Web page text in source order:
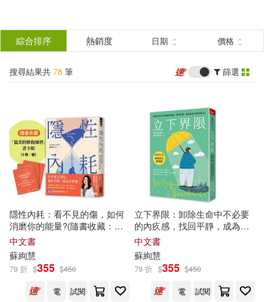
結
選
分類 (單選)
所有商品(78) 圖書(51)
電子書(24) 有聲書(3)
展開
作者 (可複選)
蘇絢慧(75) 蘇絢慧 著(3)
出版社 (可複選)
綜合排序 熱銷度 日期 價格
搜尋結果共 78 筆 篩選
隱性內耗：看不見的傷，如何
消磨你的能量?(隨書收藏：
「溫柔的修復練習」書卡組)
中文書
蘇絢慧
79 折 $355 $450
電
試閱
立下界限：卸除生命中不必要
的內疚感，找回平靜，成為溫
柔且堅定的自己(暢銷增訂版)
中文書
蘇絢慧
79 折 $355 $450
電
試閱